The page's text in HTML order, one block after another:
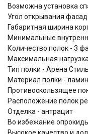
Возможна установка
Угол открывания
Габаритная ширина
Минимальные
Количество полок - 3
Максимальная
Тип полки - Арена Стиль
Материал полки -
Противоскользящее
Расположение полок
Отделка - антрацит
Во избежание
Высокое качество и